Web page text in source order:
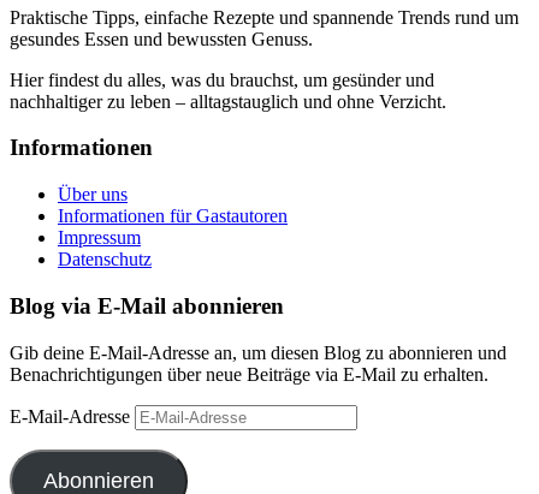
Praktische Tipps, einfache Rezepte und spannende Trends rund um
gesundes Essen und bewussten Genuss.
Hier findest du alles, was du brauchst, um gesünder und
nachhaltiger zu leben – alltagstauglich und ohne Verzicht.
Informationen
Über uns
Informationen für Gastautoren
Impressum
Datenschutz
Blog via E-Mail abonnieren
Gib deine E-Mail-Adresse an, um diesen Blog zu abonnieren und
Benachrichtigungen über neue Beiträge via E-Mail zu erhalten.
E-Mail-Adresse
Abonnieren